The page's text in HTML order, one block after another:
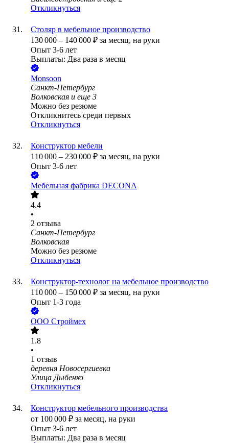
Откликнуться
Столяр в мебельное производство
130 000 – 140 000 ₽ за месяц, на руки
Опыт 3-6 лет
Выплаты: Два раза в месяц
Monsoon
Санкт-Петербург
Волковская и еще 3
Можно без резюме
Откликнитесь среди первых
Откликнуться
Конструктор мебели
110 000 – 230 000 ₽ за месяц, на руки
Опыт 3-6 лет
Мебельная фабрика DECONA
4.4
•
2 отзыва
Санкт-Петербург
Волковская
Можно без резюме
Откликнуться
Конструктор-технолог на мебельное производство
110 000 – 150 000 ₽ за месяц, на руки
Опыт 1-3 года
ООО Строймех
1.8
•
1 отзыв
деревня Новосергиевка
Улица Дыбенко
Откликнуться
Конструктор мебельного производства
от 100 000 ₽ за месяц, на руки
Опыт 3-6 лет
Выплаты: Два раза в месяц